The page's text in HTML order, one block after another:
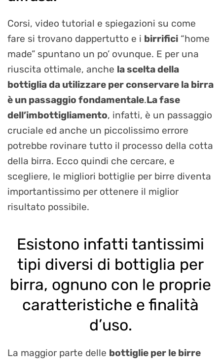
Corsi, video tutorial e spiegazioni su come
fare si trovano dappertutto e i birrifici “home
made” spuntano un po’ ovunque. E per una
riuscita ottimale, anche la scelta della
bottiglia da utilizzare per conservare la birra
è un passaggio fondamentale.La fase
dell’imbottigliamento, infatti, è un passaggio
cruciale ed anche un piccolissimo errore
potrebbe rovinare tutto il processo della cotta
della birra. Ecco quindi che cercare, e
scegliere, le migliori bottiglie per birre diventa
importantissimo per ottenere il miglior
risultato possibile.
Esistono infatti tantissimi
tipi diversi di bottiglia per
birra, ognuno con le proprie
caratteristiche e finalità
d’uso.
La maggior parte delle bottiglie per le birre